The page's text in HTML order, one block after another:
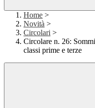
Home >
Novità >
Circolari >
Circolare n. 26:
classi prime e terze